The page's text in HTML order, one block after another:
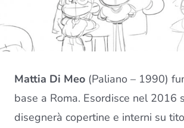
Mattia Di Meo(Paliano – 1990)
base a Roma. Esordisce nel 2016
disegnerà copertine e interni su